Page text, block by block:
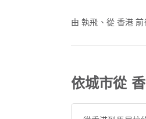
由 執飛、從 香港
依城市從